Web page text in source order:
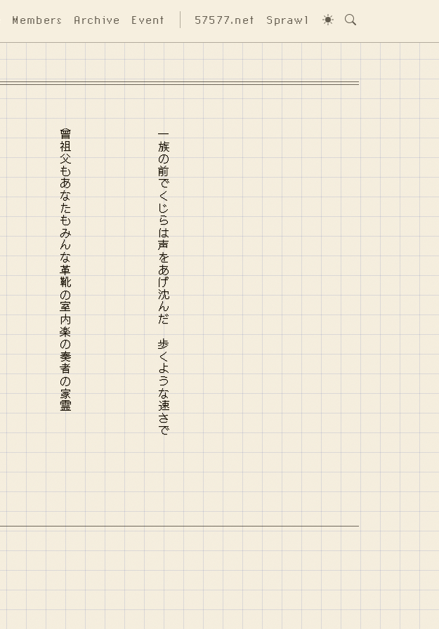
Members Archive Event 57577.net Sprawl
一族の前でくじらは声をあげ沈んだ 歩くような速さで
曾祖父もあなたもみんな革靴の室内楽の奏者の家霊